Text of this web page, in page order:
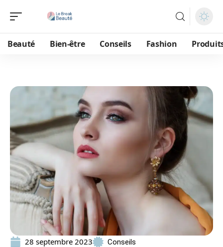
Beauté Bien-être Conseils Fashion
28 septembre 2023 Conseils